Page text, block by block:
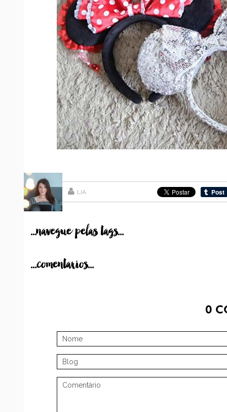
LIA
...navegue pelas tags...
...comentarios...
0